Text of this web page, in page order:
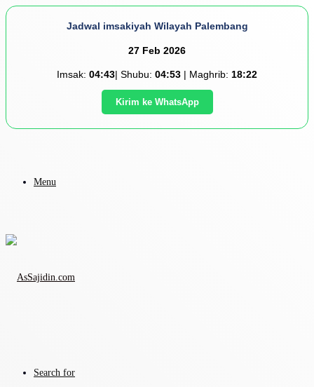
Jadwal imsakiyah Wilayah Palembang
27 Feb 2026
Imsak: 04:43| Shubu: 04:53 | Maghrib: 18:22
Kirim ke WhatsApp
Menu
Search for